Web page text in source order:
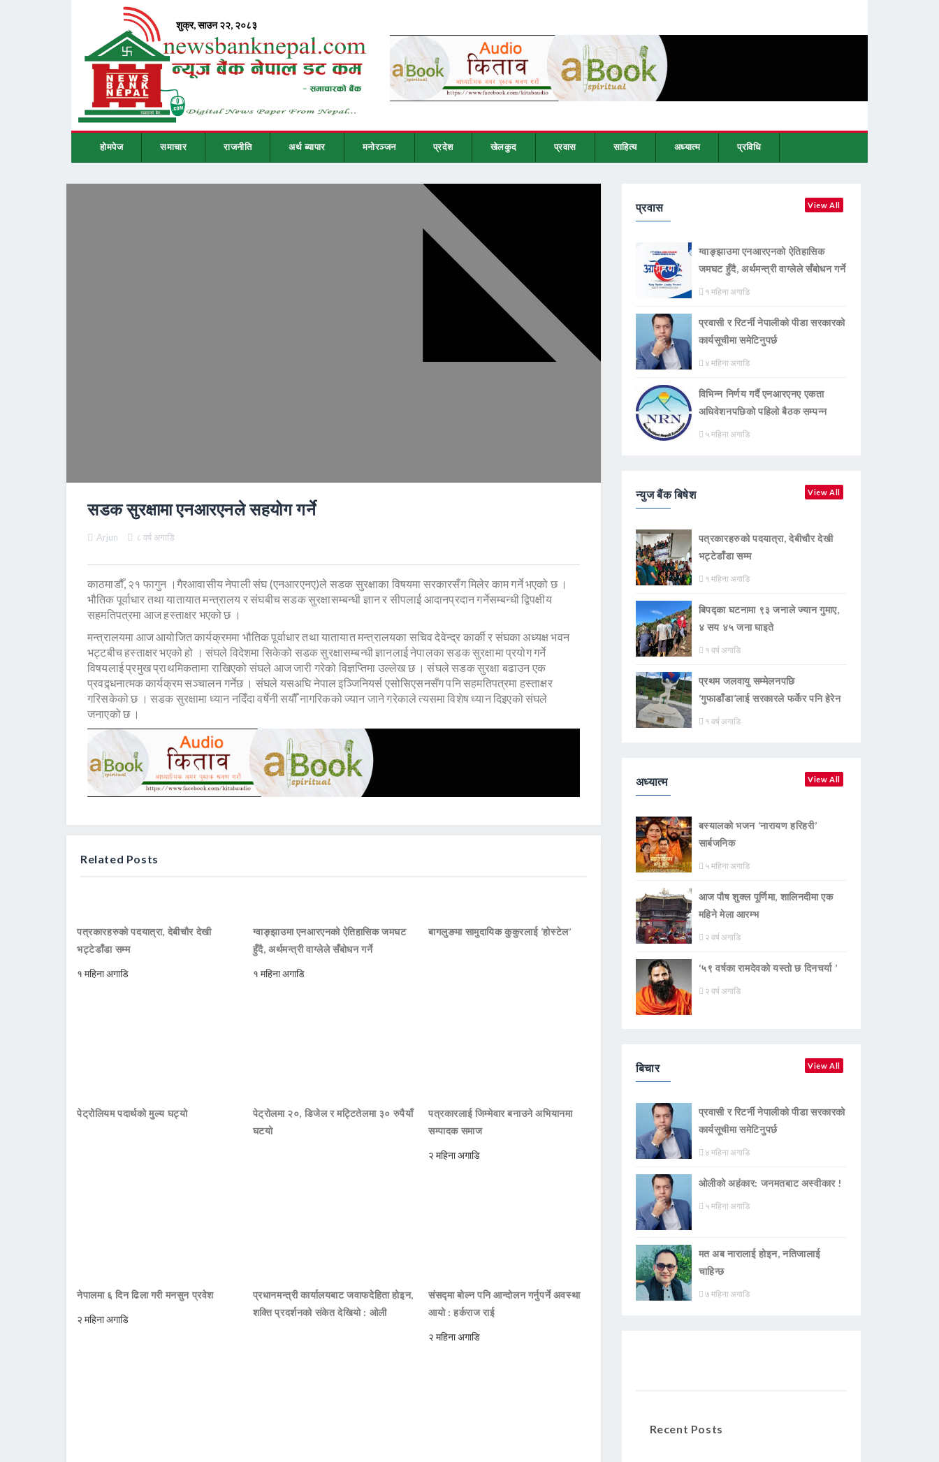
होमपेज समाचार राजनीति अर्थ ब्यापार मनोरञ्जन प्रदेश खेलकुद प्रवास साहित्य अध्यात्म प्रविधि
सडक सुरक्षामा एनआरएनले सहयोग गर्ने
Arjun ८ वर्ष अगाडि
काठमाडौँ, २१ फागुन ।गैरआवासीय नेपाली संघ (एनआरएनए)ले सडक सुरक्षाका विषयमा सरकारसँग मिलेर काम गर्ने भएको छ ।
भौतिक पूर्वाधार तथा यातायात मन्त्रालय र संघबीच सडक सुरक्षासम्बन्धी ज्ञान र सीपलाई आदानप्रदान गर्नेसम्बन्धी द्विपक्षीय
सहमतिपत्रमा आज हस्ताक्षर भएको छ ।
मन्त्रालयमा आज आयोजित कार्यक्रममा भौतिक पूर्वाधार तथा यातायात मन्त्रालयका सचिव देवेन्द्र कार्की र संघका अध्यक्ष भवन
भट्टबीच हस्ताक्षर भएको हो । संघले विदेशमा सिकेको सडक सुरक्षासम्बन्धी ज्ञानलाई नेपालका सडक सुरक्षामा प्रयोग गर्ने
विषयलाई प्रमुख प्राथमिकतामा राखिएको संघले आज जारी गरेको विज्ञप्तिमा उल्लेख छ । संघले सडक सुरक्षा बढाउन एक
प्रवद्र्धनात्मक कार्यक्रम सञ्चालन गर्नेछ । संघले यसअघि नेपाल इञ्जिनियर्स एसोसिएसनसँग पनि सहमतिपत्रमा हस्ताक्षर
गरिसकेको छ । सडक सुरक्षामा ध्यान नदिँदा वर्षेनी सयौँ नागरिकको ज्यान जाने गरेकाले त्यसमा विशेष ध्यान दिइएको संघले
जनाएको छ ।
Related Posts
पत्रकारहरुको पदयात्रा, देबीचौर देखी
भट्टेडाँडा सम्म
१ महिना अगाडि
ग्वाङ्झाउमा एनआरएनको ऐतिहासिक जमघट
हुँदै, अर्थमन्त्री वाग्लेले सँबोधन गर्ने
१ महिना अगाडि
बागलुङमा सामुदायिक कुकुरलाई ‘होस्टेल’
पेट्रोलियम पदार्थको मुल्य घट्यो
पेट्रोलमा २०, डिजेल र मट्टितेलमा ३० रुपैयाँ
घटयो
पत्रकारलाई जिम्मेवार बनाउने अभियानमा
सम्पादक समाज
२ महिना अगाडि
नेपालमा ६ दिन ढिला गरी मनसुन प्रवेश
२ महिना अगाडि
प्रधानमन्त्री कार्यालयबाट जवाफदेहिता होइन,
शक्ति प्रदर्शनको संकेत देखियो : ओली
संसद्मा बोल्न पनि आन्दोलन गर्नुपर्ने अवस्था
आयो : हर्कराज राई
२ महिना अगाडि
प्रवास View All
ग्वाङ्झाउमा एनआरएनको ऐतिहासिक
जमघट हुँदै, अर्थमन्त्री वाग्लेले सँबोधन गर्ने
१ महिना अगाडि
प्रवासी र रिटर्नी नेपालीको पीडा सरकारको
कार्यसूचीमा समेटिनुपर्छ
४ महिना अगाडि
विभिन्न निर्णय गर्दै एनआरएनए एकता
अधिवेशनपछिको पहिलो बैठक सम्पन्न
५ महिना अगाडि
न्युज बैंक बिषेश View All
पत्रकारहरुको पदयात्रा, देबीचौर देखी
भट्टेडाँडा सम्म
१ महिना अगाडि
बिपद्का घटनामा ९३ जनाले ज्यान गुमाए,
४ सय ४५ जना घाइते
१ वर्ष अगाडि
प्रथम जलवायु सम्मेलनपछि
‘गुफाडाँडा’लाई सरकारले फर्केर पनि हेरेन
१ वर्ष अगाडि
अध्यात्म View All
बस्यालको भजन ‘नारायण हरिहरी’
सार्बजनिक
५ महिना अगाडि
आज पौष शुक्ल पूर्णिमा, शालिनदीमा एक
महिने मेला आरम्भ
२ वर्ष अगाडि
‘५९ वर्षका रामदेवकाे यस्ताे छ दिनचर्या ’
२ वर्ष अगाडि
बिचार View All
प्रवासी र रिटर्नी नेपालीको पीडा सरकारको
कार्यसूचीमा समेटिनुपर्छ
४ महिना अगाडि
ओलीको अहंकार: जनमतबाट अस्वीकार !
५ महिना अगाडि
मत अब नारालाई होइन, नतिजालाई
चाहिन्छ
७ महिना अगाडि
Recent Posts